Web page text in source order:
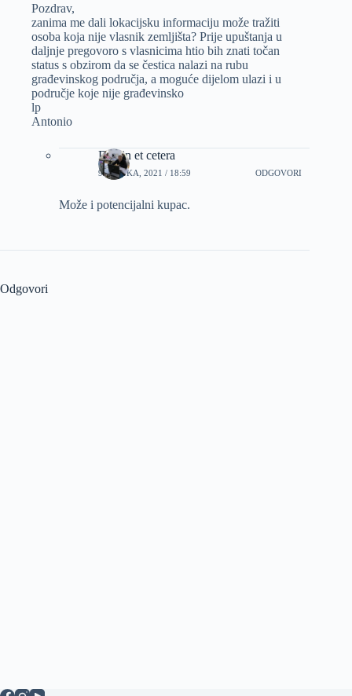
Pozdrav,
zanima me dali lokacijsku informaciju može tražiti
osoba koja nije vlasnik zemljišta? Prije upuštanja u
daljnje pregovoro s vlasnicima htio bih znati točan
status s obzirom da se čestica nalazi na rubu
građevinskog područja, a moguće dijelom ulazi i u
područje koje nije građevinsko
lp
Antonio
Dizajn et cetera
9 OŽUJKA, 2021 / 18:59 ODGOVORI
Može i potencijalni kupac.
Odgovori